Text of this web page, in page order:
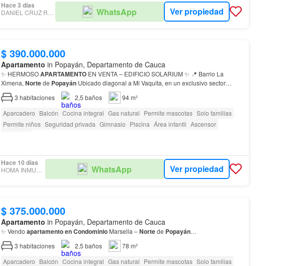
Hace 3 días
WhatsApp Ver propiedad
$ 390.000.000
Apartamento in Popayán, Departamento de Cauca
✨ HERMOSOAPARTAMENTOEN VENTA – EDIFICIO SOLARIUM ✨ 📍 Barrio La
Ximena, Nortede PopayánUbicado diagonal a Mi Vaquita, en un exclusivo sector
residencial valorización en el
Popayán
3 habitaciones 2,5 baños
94 m²
Aparcadero Balcón Cocina integral Gas natural Permite mascotas Solo familias
Permite niños Seguridad privada Gimnasio Piscina Área infantil Ascensor
Hace 10 días
WhatsApp Ver propiedad
$ 375.000.000
Apartamento in Popayán, Departamento de Cauca
✨ Vendo apartamento en CondominioMarsella –Nortede Popayán…
3 habitaciones 2,5 baños
78 m²
Aparcadero Balcón Cocina integral Gas natural Permite mascotas Solo familias